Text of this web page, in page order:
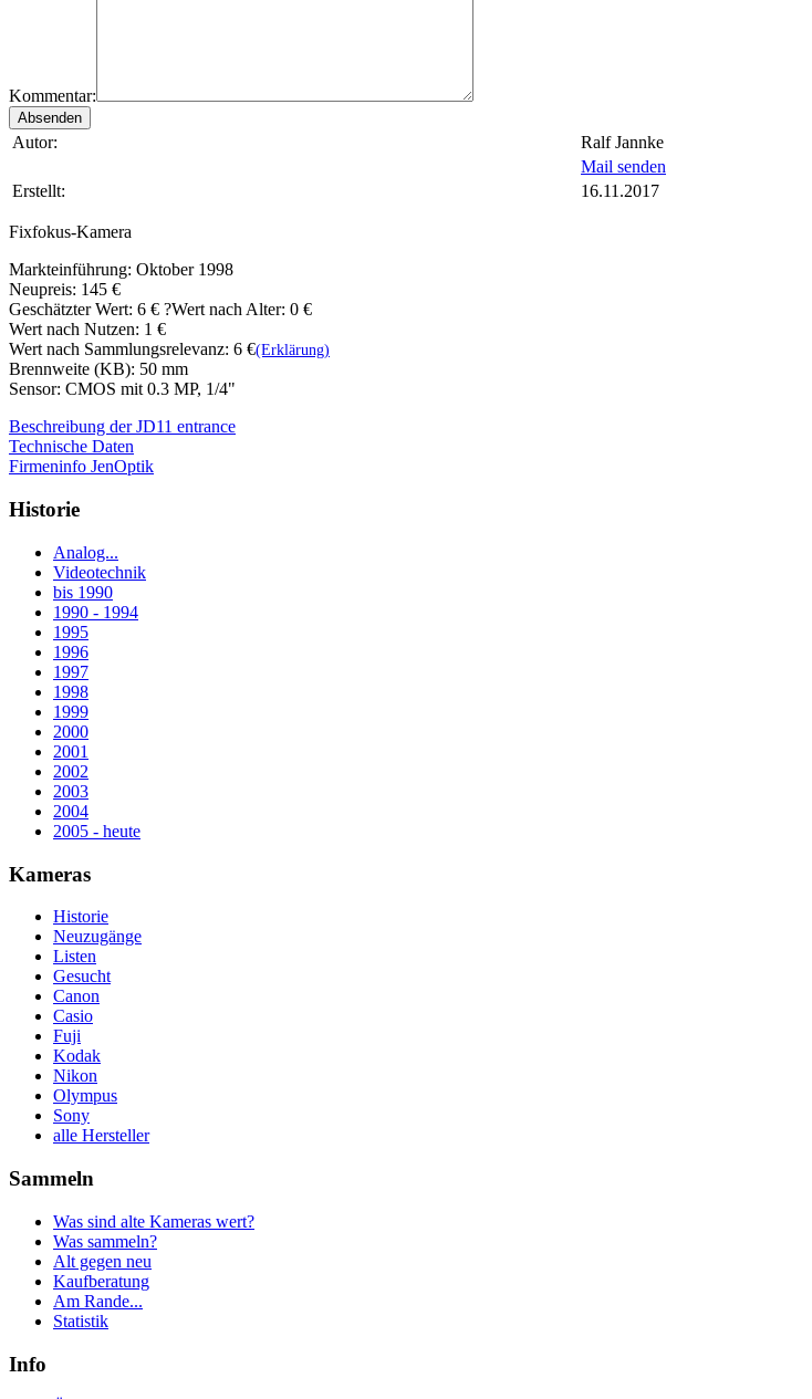
Kommentar:
Autor:
Ralf Jannke
Mail senden
Erstellt:
16.11.2017
Fixfokus-Kamera
Markteinführung: Oktober 1998
Neupreis: 145 €
Geschätzter Wert: 6 € ?Wert nach Alter: 0 €
Wert nach Nutzen: 1 €
Wert nach Sammlungsrelevanz: 6 €(Erklärung)
Brennweite (KB): 50 mm
Sensor: CMOS mit 0.3 MP, 1/4"
Beschreibung der JD11 entrance
Technische Daten
Firmeninfo JenOptik
Historie
Analog...
Videotechnik
bis 1990
1990 - 1994
1995
1996
1997
1998
1999
2000
2001
2002
2003
2004
2005 - heute
Kameras
Historie
Neuzugänge
Listen
Gesucht
Canon
Casio
Fuji
Kodak
Nikon
Olympus
Sony
alle Hersteller
Sammeln
Was sind alte Kameras wert?
Was sammeln?
Alt gegen neu
Kaufberatung
Am Rande...
Statistik
Info